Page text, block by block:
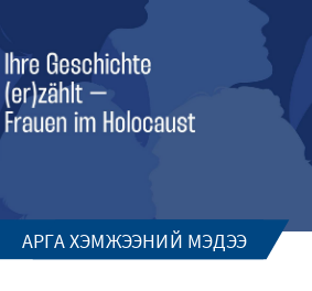
АРГА ХЭМЖЭЭНИЙ МЭДЭЭ